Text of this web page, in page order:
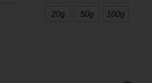
20g 50g 100g